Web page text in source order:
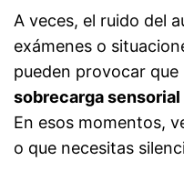
A veces, el ruido del
exámenes o
pueden provocar
sobrecarga sensorial
En esos momentos,
o que necesitas